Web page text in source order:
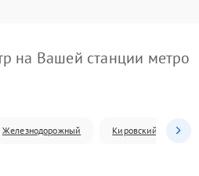
на Вашей станции метро
Железнодорожный Кировский